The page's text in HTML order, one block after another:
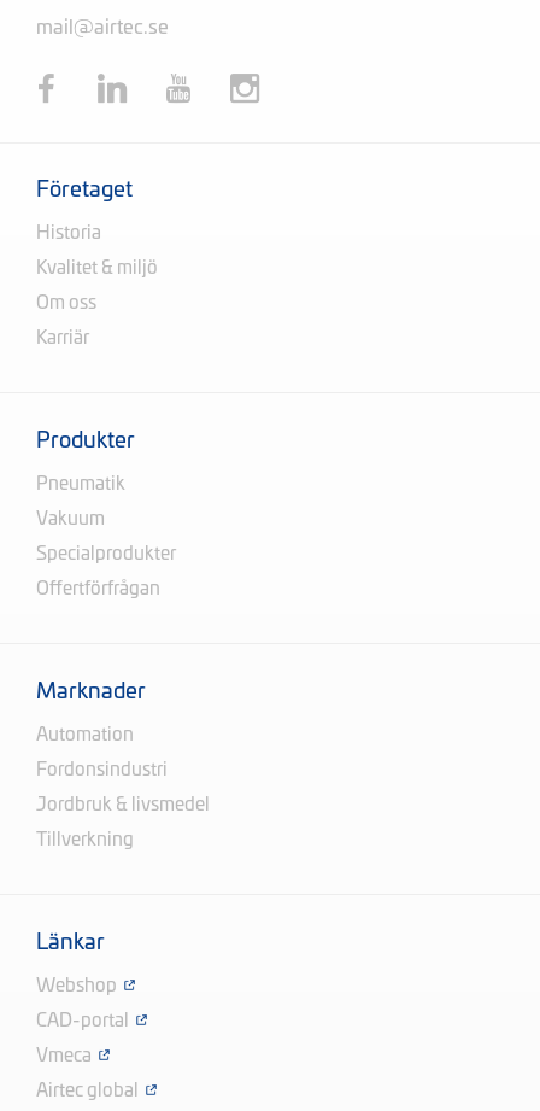
mail@airtec.se
Företaget
Historia
Kvalitet & miljö
Om oss
Karriär
Produkter
Pneumatik
Vakuum
Specialprodukter
Offertförfrågan
Marknader
Automation
Fordonsindustri
Jordbruk & livsmedel
Tillverkning
Länkar
Webshop
CAD-portal
Vmeca
Airtec global